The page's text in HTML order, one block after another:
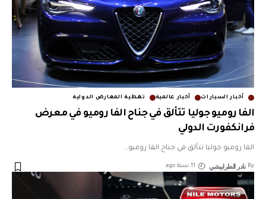
أخبار السيارات أخبار عالمية تغطية المعارض الدولية
الفا روميو جوليا تتألق في جناح الفا روميو في معرض
فرانكفورت الدولي
الفا روميو جوليا تتألق في جناح الفا روميو…
By نادر الطرابيشي 11 سنة ago